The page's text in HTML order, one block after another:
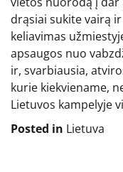
drąsiai sukite vairą
keliavimas
apsaugos nuo
ir, svarbiausia,
kurie kiekviename,
Lietuvos kampelyje
Posted in Lietuva